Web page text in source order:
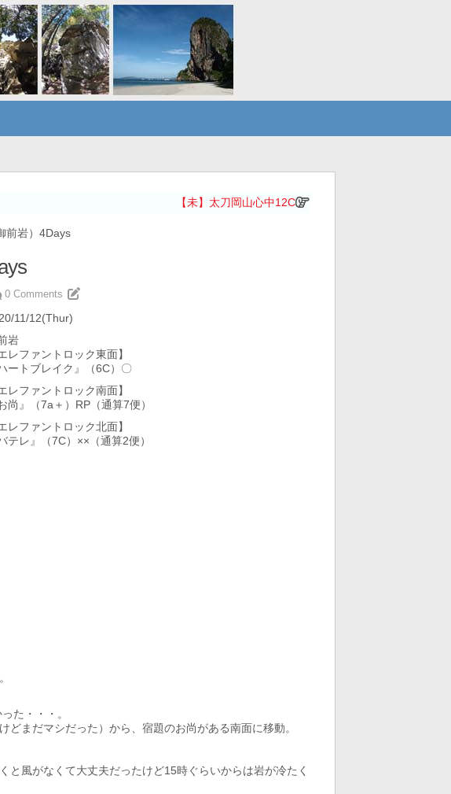
【未】太刀岡山心中12C
前岩）4Days
0 Comments
11/12(Thur)
岩
エレファントロック東面】
ハートブレイク』（6C）〇
エレファントロック南面】
お尚』（7a＋）RP（通算7便）
エレファントロック北面】
バテレ』（7C）××（通算2便）
た・・・。
どまだマシだった）から、宿題のお尚がある南面に移動。
と風がなくて大丈夫だったけど15時ぐらいからは岩が冷たく